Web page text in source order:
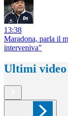
13:38
Maradona, parla il
interveniva"
Ultimi video